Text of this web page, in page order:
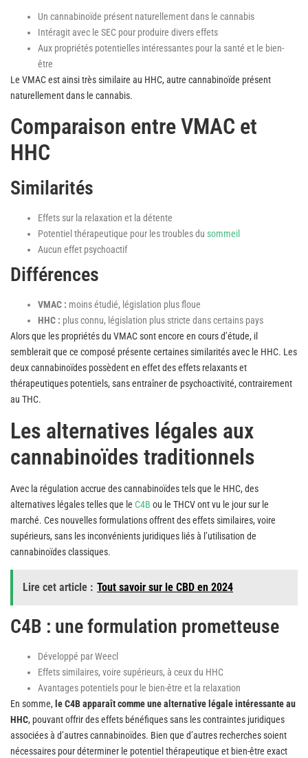
Un cannabinoïde présent naturellement dans le cannabis
Intéragit avec le SEC pour produire divers effets
Aux propriétés potentielles intéressantes pour la santé et le bien-
être
Le VMAC est ainsi très similaire au HHC, autre cannabinoïde présent
naturellement dans le cannabis.
Comparaison entre VMAC et
HHC
Similarités
Effets sur la relaxation et la détente
Potentiel thérapeutique pour les troubles du sommeil
Aucun effet psychoactif
Différences
VMAC : moins étudié, législation plus floue
HHC : plus connu, législation plus stricte dans certains pays
Alors que les propriétés du VMAC sont encore en cours d’étude, il
semblerait que ce composé présente certaines similarités avec le HHC. Les
deux cannabinoïdes possèdent en effet des effets relaxants et
thérapeutiques potentiels, sans entraîner de psychoactivité, contrairement
au THC.
Les alternatives légales aux
cannabinoïdes traditionnels
Avec la régulation accrue des cannabinoïdes tels que le HHC, des
alternatives légales telles que le C4B ou le THCV ont vu le jour sur le
marché. Ces nouvelles formulations offrent des effets similaires, voire
supérieurs, sans les inconvénients juridiques liés à l’utilisation de
cannabinoïdes classiques.
Lire cet article : Tout savoir sur le CBD en 2024
C4B : une formulation prometteuse
Développé par Weecl
Effets similaires, voire supérieurs, à ceux du HHC
Avantages potentiels pour le bien-être et la relaxation
En somme, le C4B apparaît comme une alternative légale intéressante au
HHC, pouvant offrir des effets bénéfiques sans les contraintes juridiques
associées à d’autres cannabinoïdes. Bien que d’autres recherches soient
nécessaires pour déterminer le potentiel thérapeutique et bien-être exact